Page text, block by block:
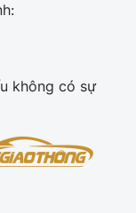
không có sự